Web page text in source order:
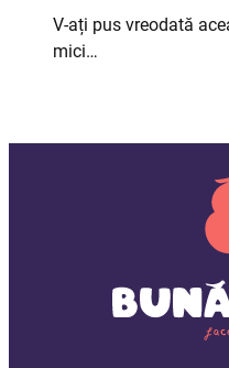
V-ați pus vreodată
mici…